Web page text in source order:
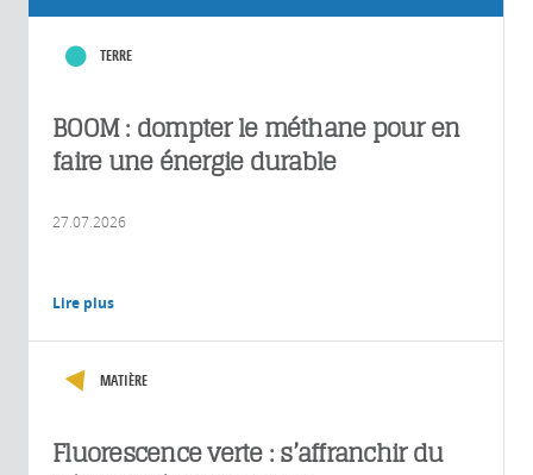
TERRE
BOOM : dompter le méthane pour en
faire une énergie durable
27.07.2026
Lire plus
MATIÈRE
Fluorescence verte : s’affranchir du